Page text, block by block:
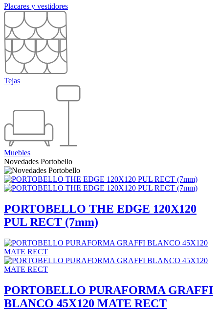
Placares y vestidores
Tejas
Muebles
Novedades Portobello
PORTOBELLO THE EDGE 120X120
PUL RECT (7mm)
PORTOBELLO PURAFORMA GRAFFI
BLANCO 45X120 MATE RECT